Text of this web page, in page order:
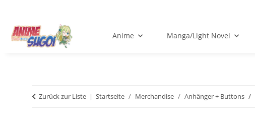
Anime Manga/Light Novel
Zurück zur Liste Startseite Merchandise Anhänger + Buttons